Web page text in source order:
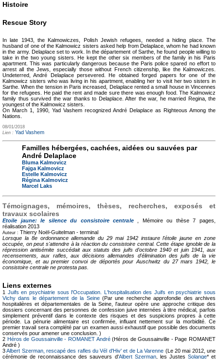
Histoire
Rescue Story
In late 1943, the Kalmowiczes, Polish Jewish refugees, needed a hiding place. The
husband of one of the Kalmowicz sisters asked help from Delaplace, whom he had known
in the army. Delaplace set to work. In the département of Sarthe, he found people willing to
take in the two young sisters. He kept the other six members of the family in his Paris
apartment. This was particularly dangerous because the Paris police spared no effort to
arrest all the Jews, especially those without French citizenship, like the Kalmowiczes.
Undeterred, André Delaplace persevered. He obtained forged papers for one of the
Kalmowicz sisters who was living in his apartment, enabling her to visit her two sisters in
Sarthe. When the tension in Paris increased, Delaplace rented a small house in Vincennes
for the refugees. He paid the rent and made sure there was enough food. The Kalmowicz
family thus survived the war thanks to Delaplace. After the war, he married Regina, the
youngest of the Kalmowicz sisters.
On March 1, 1990, Yad Vashem recognized André Delaplace as Righteous Among the
Nations.
08/01/2018
Lien : Yad Vashem
Familles hébergées, cachées, aidées ou sauvées par
André Delaplace
Bluma Kalmovicz
Fajga Kalmovicz
Estelle Kalmovicz
Régina Kalmovicz
Marcel Laks
Témoignages, mémoires, thèses, recherches, exposés et
travaux scolaires
Etoile jaune: le silence du consistoire centrale, Mémoire ou thèse
7 pages,
réalisation 2013
Auteur : Thierry Noël-Guitelman - terminal
Lorsque la 8e ordonnance allemande du 29 mai 1942 instaure l'étoile jaune en zone
occupée, on peut s'attendre à la réaction du consistoire central. Cette étape ignoble de la
répression antisémite succédait aux statuts des juifs d'octobre 1940 et juin 1941, aux
recensements, aux rafles, aux décisions allemandes d'élimination des juifs de la vie
économique, et au premier convoi de déportés pour Auschwitz du 27 mars 1942, le
consistoire centrale ne protesta pas.
Liens externes
1 Juifs en psychiatrie sous l'Occupation. L'hospitalisation des Juifs en psychiatrie sous
Vichy dans le département de la Seine (Par une recherche approfondie des archives
hospitalières et départementales de la Seine, l'auteur opère une approche critique des
dossiers concernant des personnes de confession juive internées à titre médical, parfois
simplement préventif dans le contexte des risques et des suspicions propres à cette
période. La pénurie alimentaire est confirmée, influant nettement sur la morbidité. Ce
premier travail sera complété par un examen aussi exhaustif que possible des documents
conservés pour amener une conclusion. )
2 Héros de Goussainville - ROMANET André(Héros de Goussainville - Page ROMANET
André )
3Albert Szerman, rescapé des rafles du Vél d'Hiv' et de La Varenne (Le 20 mai 2012, une
cérémonie de reconnaissance des sauveurs d'Albert Szerman, les Justes Solange* et